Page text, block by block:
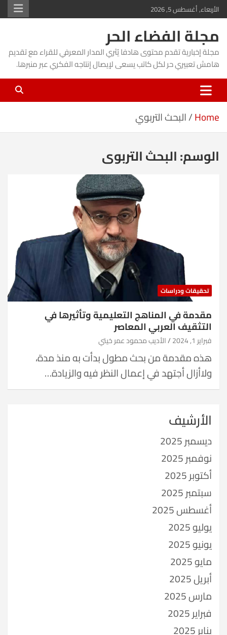
Skip
to
content
الأربعاء, أغسطس 5, 2026
مجلة الفضاء الحر
مجلة إخبارية تقدم محتوى هادفا يُثري المدار المعرفي للقراء مع تقديم
هامش تعبيري حر لكل كاتب يسعى لإيصال إنتاجه الفكري عبر منبرها.
Home البحث التربوي
الوسم:البحث التربوي
تحقيقات ودراسات
مقدمة في المناهج التعليمية وتأثيرها في
التثقيف العربي المعاصر
فبراير 1, 2024 الأديب محمود عمر خيتي
هذه مقدمة من بحث مطول بدأت به منذ مدة،
ولاأزال أجتهد في إعمال النظر فيه والزيادة…
الأرشيف
ديسمبر 2025
نوفمبر 2025
أكتوبر 2025
سبتمبر 2025
أغسطس 2025
يوليو 2025
يونيو 2025
مايو 2025
أبريل 2025
مارس 2025
فبراير 2025
يناير 2025